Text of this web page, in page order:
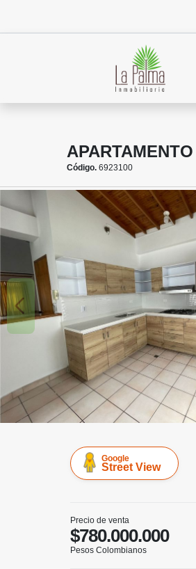
Código. 6923100
Google
Street View
Precio de venta
$780.000.000
Pesos Colombianos